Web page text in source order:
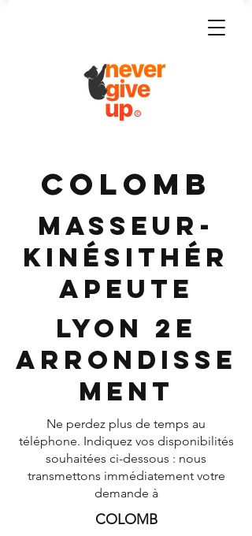
COLOMB
Masseur-
Kinésithér
apeute
Lyon 2e
Arrondisse
ment
Ne perdez plus de temps au
téléphone. Indiquez vos disponibilités
souhaitées ci-dessous : nous
transmettons immédiatement votre
demande à
COLOMB